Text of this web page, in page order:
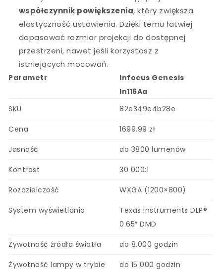
współczynnik powiększenia, który zwiększa
elastyczność ustawienia. Dzięki temu łatwiej
dopasować rozmiar projekcji do dostępnej
przestrzeni, nawet jeśli korzystasz z
istniejących mocowań.
Parametr
Infocus Genesis
In116Aa
SKU
82e349e4b28e
Cena 1699.99 zł
Jasność do 3800 lumenów
Kontrast 30 000:1
Rozdzielczość WXGA (1200×800)
System wyświetlania
Texas Instruments DLP®
0.65″ DMD
Żywotność źródła światła do 8.000 godzin
Żywotność lampy w trybie
do 15 000 godzin